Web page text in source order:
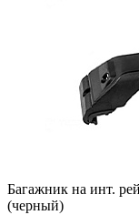
Багажник на инт.
(черный)